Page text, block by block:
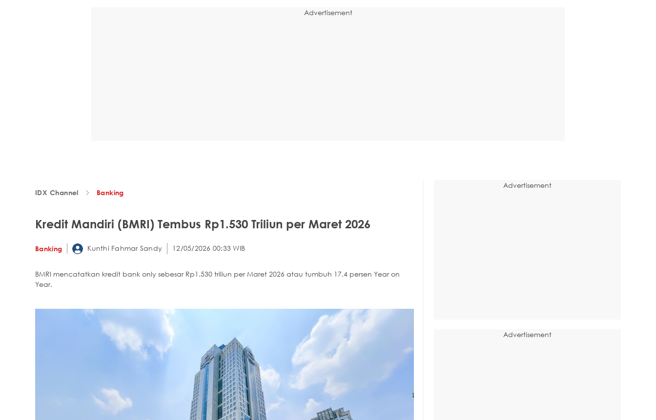
Advertisement
IDX Channel Banking
Kredit Mandiri (BMRI) Tembus Rp1.530 Triliun per Maret 2026
Banking Kunthi Fahmar Sandy 12/05/2026 00:33 WIB
BMRI mencatatkan kredit bank only sebesar Rp1.530 triliun per Maret 2026 atau tumbuh 17,4 persen Year on
Year.
Advertisement
Advertisement